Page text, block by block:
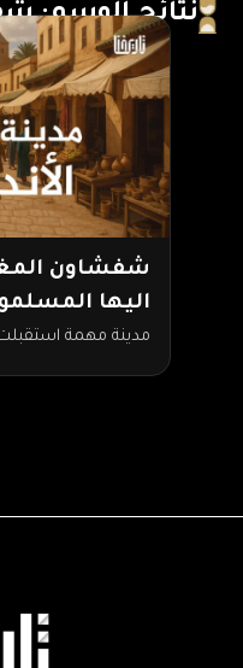
نتائج الوسم:
شفشاون
اليها
الأندلس
مدينة مهمة